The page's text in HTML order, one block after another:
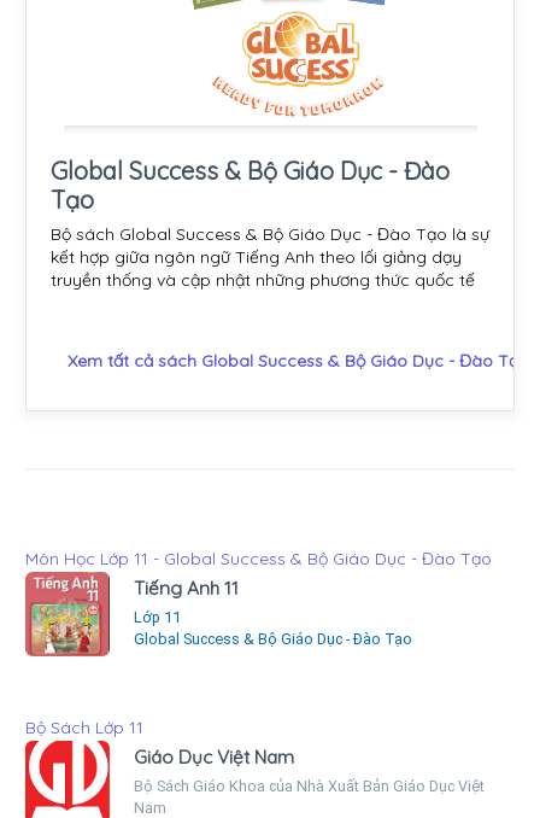
Global Success & Bộ Giáo Dục - Đào
Tạo
Bộ sách Global Success & Bộ Giáo Dục - Đào Tạo là sự
kết hợp giữa ngôn ngữ Tiếng Anh theo lối giảng dạy
truyền thống và cập nhật những phương thức quốc tế
Xem tất cả sách Global Success & Bộ Giáo Dục - Đào Tạo
Môn Học Lớp 11 - Global Success & Bộ Giáo Dục - Đào Tạo
Tiếng Anh 11
Lớp 11
Global Success & Bộ Giáo Dục - Đào Tạo
Bộ Sách Lớp 11
Giáo Dục Việt Nam
Bộ Sách Giáo Khoa của Nhà Xuất Bản Giáo Dục Việt
Nam